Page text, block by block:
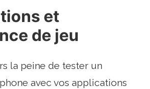
et
de jeu
la peine de tester un
avec vos applications